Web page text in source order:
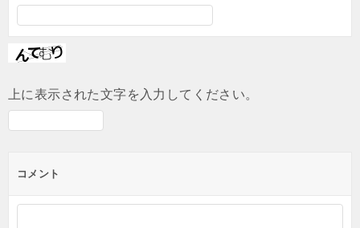
上に表示された文字を入力してください。
コメント